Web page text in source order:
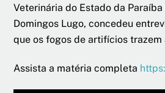
Veterinária do Estado da Paraíba
Domingos Lugo, concedeu
que os fogos de artifícios trazem
Assista a matéria completa